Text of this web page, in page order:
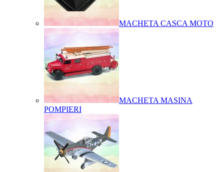
MACHETA CASCA MOTO
MACHETA MASINA
POMPIERI